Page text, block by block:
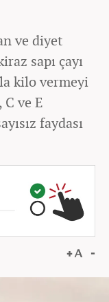
ve diyet
sapı çayı
kilo vermeyi
ve E
faydası